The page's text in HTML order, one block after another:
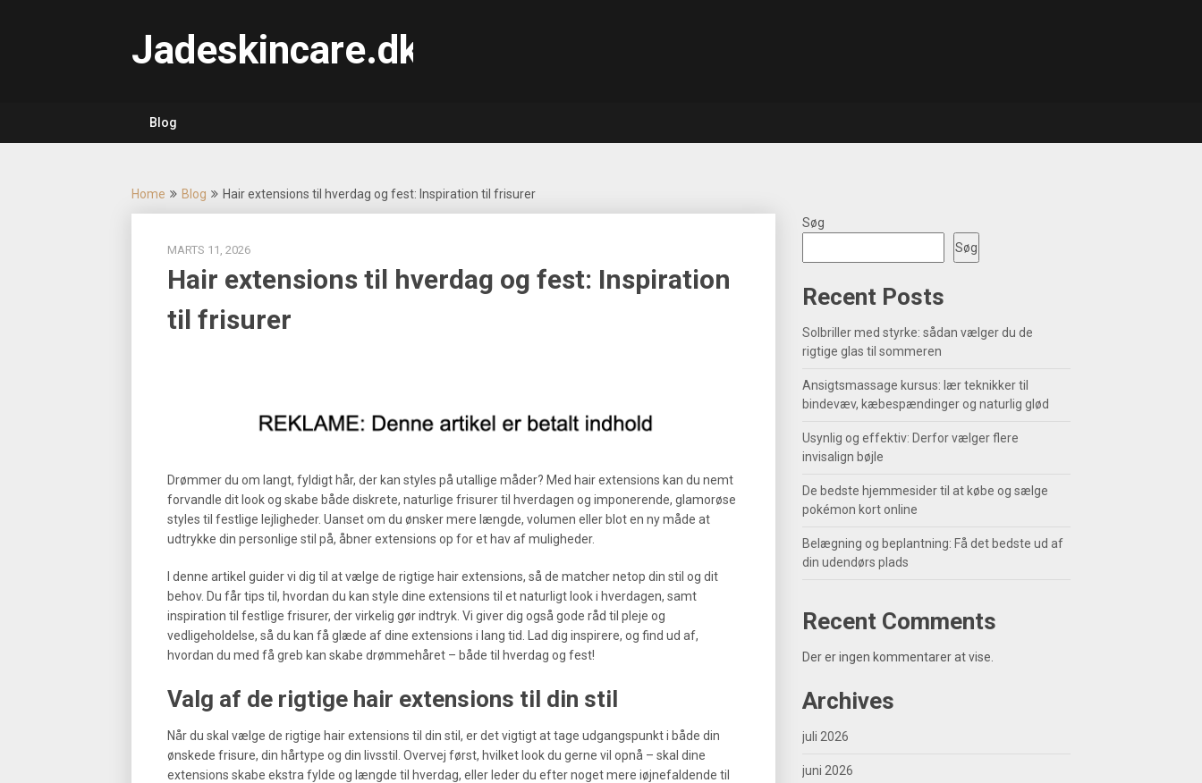
Jadeskincare.dk
Blog
Home Blog Hair extensions til hverdag og fest: Inspiration til frisurer
MARTS 11, 2026
Hair extensions til hverdag og fest: Inspiration
til frisurer
Drømmer du om langt, fyldigt hår, der kan styles på utallige måder? Med hair extensions kan du nemt
forvandle dit look og skabe både diskrete, naturlige frisurer til hverdagen og imponerende, glamorøse
styles til festlige lejligheder. Uanset om du ønsker mere længde, volumen eller blot en ny måde at
udtrykke din personlige stil på, åbner extensions op for et hav af muligheder.
I denne artikel guider vi dig til at vælge de rigtige hair extensions, så de matcher netop din stil og dit
behov. Du får tips til, hvordan du kan style dine extensions til et naturligt look i hverdagen, samt
inspiration til festlige frisurer, der virkelig gør indtryk. Vi giver dig også gode råd til pleje og
vedligeholdelse, så du kan få glæde af dine extensions i lang tid. Lad dig inspirere, og find ud af,
hvordan du med få greb kan skabe drømmehåret – både til hverdag og fest!
Valg af de rigtige hair extensions til din stil
Når du skal vælge de rigtige hair extensions til din stil, er det vigtigt at tage udgangspunkt i både din
ønskede frisure, din hårtype og din livsstil. Overvej først, hvilket look du gerne vil opnå – skal dine
extensions skabe ekstra fylde og længde til hverdag, eller leder du efter noget mere iøjnefaldende til
Søg
Søg
Recent Posts
Solbriller med styrke: sådan vælger du de
rigtige glas til sommeren
Ansigtsmassage kursus: lær teknikker til
bindevæv, kæbespændinger og naturlig glød
Usynlig og effektiv: Derfor vælger flere
invisalign bøjle
De bedste hjemmesider til at købe og sælge
pokémon kort online
Belægning og beplantning: Få det bedste ud af
din udendørs plads
Recent Comments
Der er ingen kommentarer at vise.
Archives
juli 2026
juni 2026